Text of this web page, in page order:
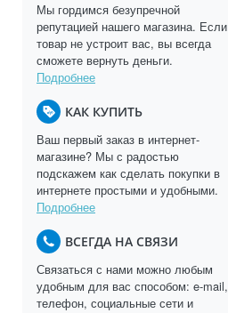
Мы гордимся безупречной
репутацией нашего магазина. Если
товар не устроит вас, вы всегда
сможете вернуть деньги.
Подробнее
КАК КУПИТЬ
Ваш первый заказ в интернет-
магазине? Мы с радостью
подскажем как сделать покупки в
интернете простыми и удобными.
Подробнее
ВСЕГДА НА СВЯЗИ
Связаться с нами можно любым
удобным для вас способом: e-mail,
телефон, социальные сети и